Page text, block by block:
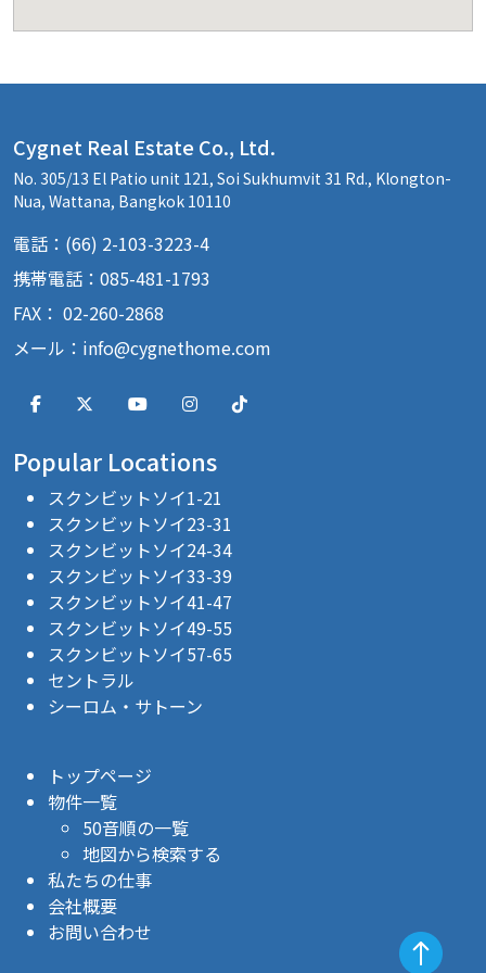
Cygnet Real Estate Co., Ltd.
No. 305/13 El Patio unit 121, Soi Sukhumvit 31 Rd., Klongton-
Nua, Wattana, Bangkok 10110
電話：(66) 2-103-3223-4
携帯電話：085-481-1793
FAX： 02-260-2868
メール： info@cygnethome.com
Popular Locations
スクンビットソイ1-21
スクンビットソイ23-31
スクンビットソイ24-34
スクンビットソイ33-39
スクンビットソイ41-47
スクンビットソイ49-55
スクンビットソイ57-65
セントラル
シーロム・サトーン
トップページ
物件一覧
50音順の一覧
地図から検索する
私たちの仕事
会社概要
お問い合わせ